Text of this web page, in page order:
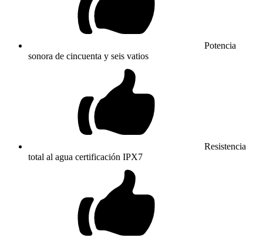
Potencia
sonora de cincuenta y seis vatios
Resistencia
total al agua certificación IPX7